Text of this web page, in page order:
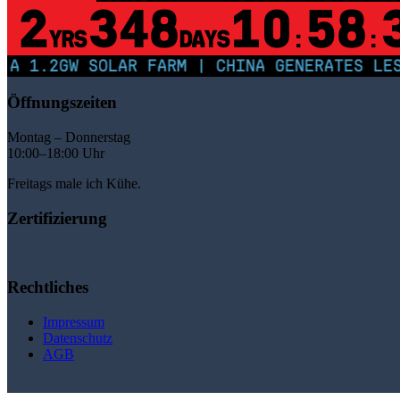
2YRS348DAYS 10 : 58 :
SOLAR FARM | CHINA GENERATES LESS
Öffnungszeiten
Montag – Donnerstag
10:00–18:00 Uhr
Freitags male ich Kühe.
Zertifizierung
Rechtliches
Impressum
Datenschutz
AGB